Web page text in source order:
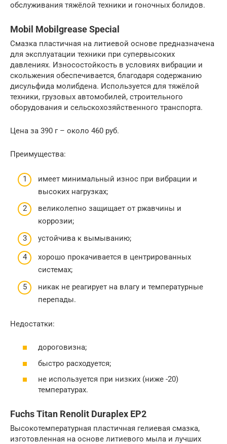
обслуживания тяжёлой техники и гоночных болидов.
Mobil Mobilgrease Special
Смазка пластичная на литиевой основе предназначена
для эксплуатации техники при супервысоких
давлениях. Износостойкость в условиях вибрации и
скольжения обеспечивается, благодаря содержанию
дисульфида молибдена. Используется для тяжёлой
техники, грузовых автомобилей, строительного
оборудования и сельскохозяйственного транспорта.
Цена за 390 г – около 460 руб.
Преимущества:
имеет минимальный износ при вибрации и
высоких нагрузках;
великолепно защищает от ржавчины и
коррозии;
устойчива к вымыванию;
хорошо прокачивается в центрированных
системах;
никак не реагирует на влагу и температурные
перепады.
Недостатки:
дороговизна;
быстро расходуется;
не используется при низких (ниже -20)
температурах.
Fuchs Titan Renolit Duraplex EP2
Высокотемпературная пластичная гелиевая смазка,
изготовленная на основе литиевого мыла и лучших